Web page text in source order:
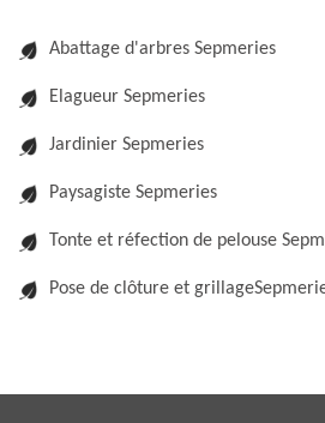
Abattage d'arbres Sepmeries
Elagueur Sepmeries
Jardinier Sepmeries
Paysagiste Sepmeries
Tonte et réfection de pelouse
Pose de clôture et